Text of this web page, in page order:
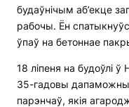
будаўнічым аб’екце
рабочы. Ён
ўпаў на бетоннае
18 ліпеня на будоўлі
35-гадовы
парэнчаў, якія